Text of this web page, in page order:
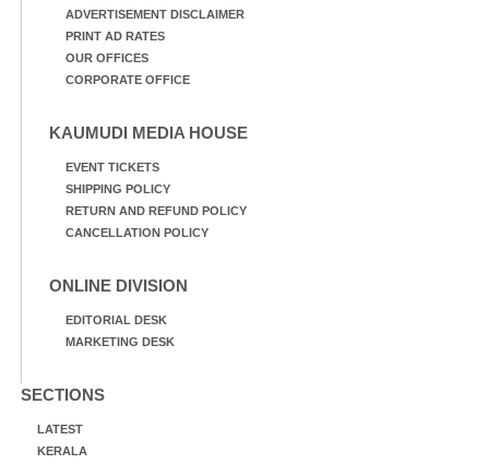
ADVERTISEMENT DISCLAIMER
PRINT AD RATES
OUR OFFICES
CORPORATE OFFICE
KAUMUDI MEDIA HOUSE
EVENT TICKETS
SHIPPING POLICY
RETURN AND REFUND POLICY
CANCELLATION POLICY
ONLINE DIVISION
EDITORIAL DESK
MARKETING DESK
SECTIONS
LATEST
KERALA